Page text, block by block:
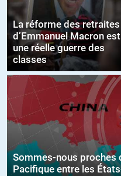
La réforme des retraites
d’Emmanuel Macron est
une réelle guerre des
classes
Sommes-nous proches
Pacifique entre les